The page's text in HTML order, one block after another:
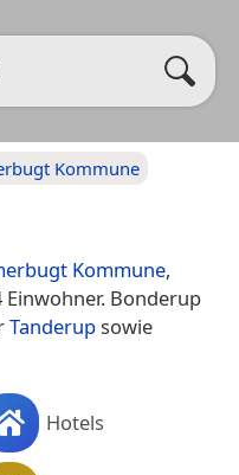
Kommune
Kommune,
Bonderup
Tanderupsowie
Hotels